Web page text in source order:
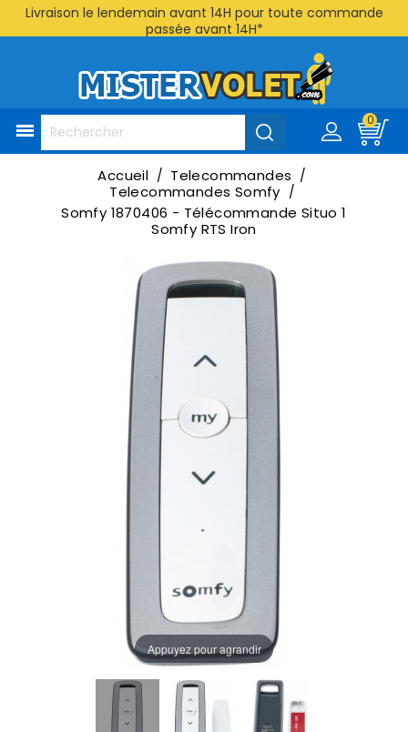
Livraison le lendemain avant 14H pour toute commande
passée avant 14H*

0
Accueil
Telecommandes
Telecommandes Somfy
Somfy 1870406 - Télécommande Situo 1
Somfy RTS Iron
Appuyez pour agrandir